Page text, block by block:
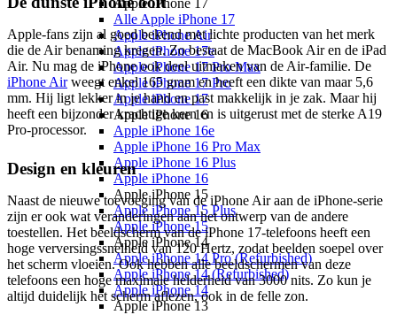
Apple iPhone 17
Alle Apple iPhone 17
Apple iPhone Air
Apple iPhone 17e
Apple iPhone 17 Pro Max
Apple iPhone 17 Pro
Apple iPhone 17
Apple iPhone 16
Apple iPhone 16e
Apple iPhone 16 Pro Max
Apple iPhone 16 Plus
Apple iPhone 16
Apple iPhone 15
Apple iPhone 15 Plus
Apple iPhone 15
Apple iPhone 14
Apple iPhone 14 Pro (Refurbished)
Apple iPhone 14 (Refurbished)
Apple iPhone 14
Apple iPhone 13
Apple-fans zijn al goed bekend met lichte producten van het merk
die de Air benaming kregen. Zo bestaat de MacBook Air en de iPad
Air. Nu mag de iPhone ook deel uitmaken van de Air-familie. De
iPhone Airweegt enkel 165 gram en heeft een dikte van maar 5,6
mm. Hij ligt lekker in je hand en past makkelijk in je zak. Maar hij
heeft een bijzonder krachtige kern en is uitgerust met de sterke A19
Pro-processor.
Design en kleuren
Naast de nieuwe toevoeging van de iPhone Air aan de iPhone-serie
zijn er ook wat veranderingen aan het ontwerp van de andere
toestellen. Het beeldscherm van de iPhone 17-telefoons heeft een
hoge verversingssnelheid van 120 Hertz, zodat beelden soepel over
het scherm vloeien. Ook hebben alle beeldschermen van deze
telefoons een hoge maximale helderheid van 3000 nits. Zo kun je
altijd duidelijk het scherm aflezen, ook in de felle zon.